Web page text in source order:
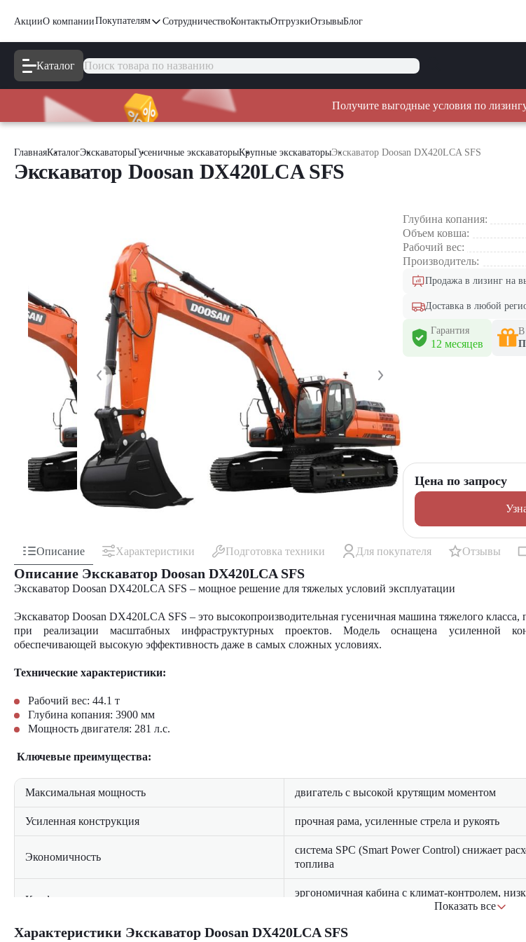
АкцииО компанииПокупателям СотрудничествоКонтактыОтгрузкиОтзывыБлог
Каталог
Получите выгодные условия по
ГлавнаяКаталогЭкскаваторыГусеничные экскаваторыКрупные экскаваторыЭкскаватор Doosan DX420LCA SFS
Экскаватор Doosan DX420LCA SFS
Глубина копания:
Объем ковша:
Рабочий вес:
Производитель:
Продажа в лизинг на
Доставка в любой
Гарантия
12 месяцев
В
Цена по запросу
Описание Характеристики Подготовка техники Для покупателя Отзывы
Описание Экскаватор Doosan DX420LCA SFS
Экскаватор Doosan DX420LCA SFS – мощное решение для тяжелых условий эксплуатации
Экскаватор Doosan DX420LCA SFS – это высокопроизводительная гусеничная машина тяжелого
при реализации масштабных инфраструктурных проектов. Модель оснащена
усиленной
обеспечивающей высокую эффективность даже в самых сложных условиях.
Технические характеристики:
Рабочий вес: 44.1 т
Глубина копания: 3900 мм
Мощность двигателя: 281 л.с.
Ключевые преимущества:
Максимальная мощность двигатель с высокой крутящим моментом
Усиленная конструкция прочная рама, усиленные стрела и рукоять
Экономичность
система SPC (Smart Power Control) снижает
топлива
Комфорт оператора
эргономичная кабина с климат-контролем,
Удобство обслуживания легкий доступ к ключевым узлам
Показать все
Характеристики Экскаватор Doosan DX420LCA SFS